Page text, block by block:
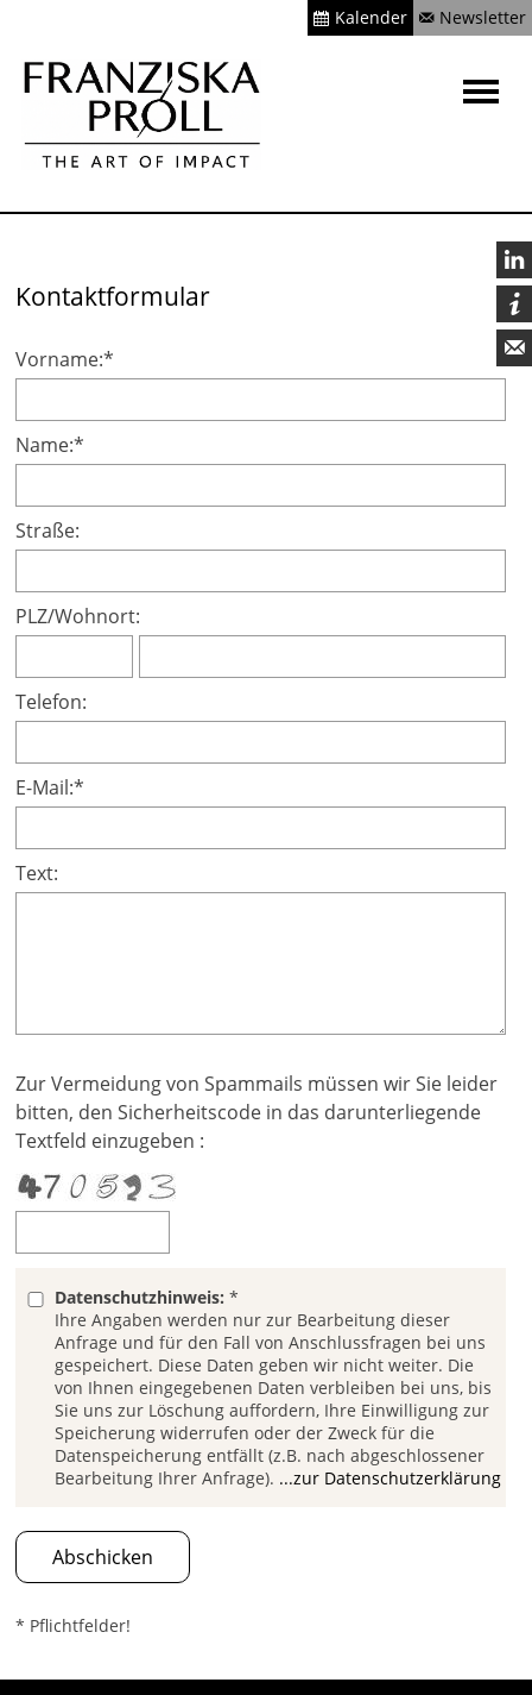
Kontaktformular
Vorname:*
Name:*
Straße:
PLZ/Wohnort:
Telefon:
E-Mail:*
Text:
Zur Vermeidung von Spammails müssen wir Sie leider
bitten, den Sicherheitscode in das darunterliegende
Textfeld einzugeben :
Datenschutzhinweis: *
Ihre Angaben werden nur zur Bearbeitung dieser
Anfrage und für den Fall von Anschlussfragen bei uns
gespeichert. Diese Daten geben wir nicht weiter. Die
von Ihnen eingegebenen Daten verbleiben bei uns, bis
Sie uns zur Löschung auffordern, Ihre Einwilligung zur
Speicherung widerrufen oder der Zweck für die
Datenspeicherung entfällt (z.B. nach abgeschlossener
Bearbeitung Ihrer Anfrage). ...zur Datenschutzerklärung
* Pflichtfelder!
Kalender Newsletter


